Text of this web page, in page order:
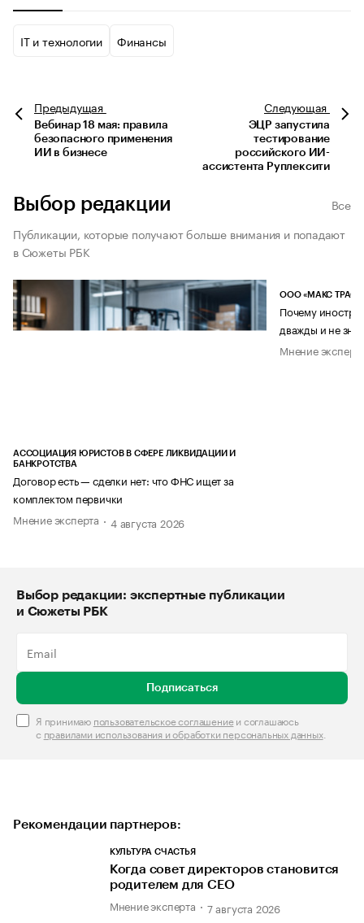
IT и технологии Финансы
Предыдущая
Вебинар 18 мая: правила
безопасного применения
ИИ в бизнесе
Следующая
ЭЦР запустила
тестирование
российского ИИ-
ассистента Руплексити
Выбор редакции
Все
Публикации, которые получают больше внимания и попадают
в Сюжеты РБК
АССОЦИАЦИЯ ЮРИСТОВ В СФЕРЕ ЛИКВИДАЦИИ И
БАНКРОТСТВА
Договор есть — сделки нет: что ФНС ищет за
комплектом первички
Мнение эксперта
4 августа 2026
ООО «МАКС ТРАСТ»
Почему
дважды и не
Мнение
Выбор редакции: экспертные публикации
и Сюжеты РБК
Подписаться
Я принимаю пользовательское соглашениеи соглашаюсь
с правилами использования и обработки персональных данных.
Рекомендации партнеров:
КУЛЬТУРА СЧАСТЬЯ
Когда совет директоров становится
родителем для CEO
Мнение эксперта 7 августа 2026